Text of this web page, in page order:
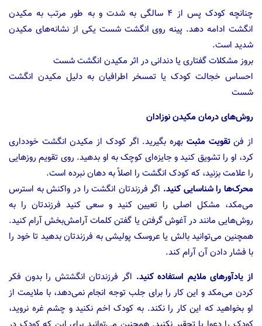
چنانچه کودک پس از ۴ سالگی به شدت و به طور مرتب به مکیدن
انگشت ادامه دهد. پینه روی انگشت شست یکی از نشانه‌های مکیدن
شدید است.
بروز مشکلات گفتاری یا دندانی در اثر مکیدن انگشت شست
احساس خجالت کودک یا تمسخر اطرافیان به دلیل مکیدن انگشت
شست
روش‌های درمان مکیدن نوزادان
از فنتقویت مثبت بهره بگیرید. اگر کودک از مکیدن انگشت خودداری
کرد، او را تشویق کنید و جایزه‌ای کوچک به او بدهید. روی تقویم روزهایی
را علامت بزنید، که کودک انگشت را اصلاً به دهان نبرده است.
محرک‌ها را شناسایی کنید. اگر فرزندتان انگشت را در واکنش به استرس
می‌مکد، مشکل اصلی را تعیین کنید و سعی کنید فرزندتان را به
روش‌هایی مانند در آغوش گرفتن یا گفتن کلمات آرامش‌بخش آرام کنید.
همچنین می‌توانید بالش یا عروسک پولیشی به فرزندتان بدهید تا خود را
با فشار دادن آن آرام کند.
از یادآورهای ملایم استفاده کنید. اگر فرزندتان انگشتش را بدون فکر
کردن می‌مکد و این کار را برای جلب توجه انجام نمی‌دهد، با ملایمت از
او بخواهید که این کار را نکند. به کودک اخم نکنید و چشم غره نروید،